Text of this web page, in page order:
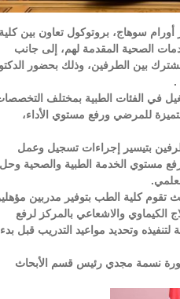
سوهاج، بروتوكول تعاون بين كلية
الصحية المقدمة لهم، إلى جانب
بين الطرفين، وذلك بحضور
.
في الفئات الطبية بمختلف
للمرضي ورفع مستوي الأداء،
بتيسير إجراءات تسجيل وعمل
مستوي الخدمة الطبية والصحية وحل
تقوم كلية الطب بتوفير مدربين
الكيماوي والاشعاعي بالمركز لرفع
لتنفيذه وتحديد مواعيد التدريب قبل بدء
نسمة مجدي رئيس قسم الأبحاث